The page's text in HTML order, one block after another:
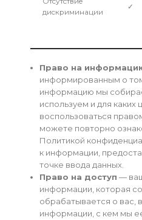
дискриминации
✓
Право на
информированным о
информацию мы
используем и для каких
воспользоваться
можете повторно
Политикой
к информации,
точке ввода данных.
Право на доступ —
информации, которая
обрабатывается о вас,
информации, с кем мы